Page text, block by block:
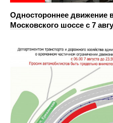
Одностороннее движение
Московского шоссе с 7